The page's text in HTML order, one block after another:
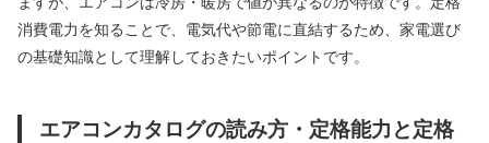
消費電力を知ることで、電気代や節電に直結するため、家電選び
の基礎知識として理解しておきたいポイントです。
エアコンカタログの読み方・定格能力と定格